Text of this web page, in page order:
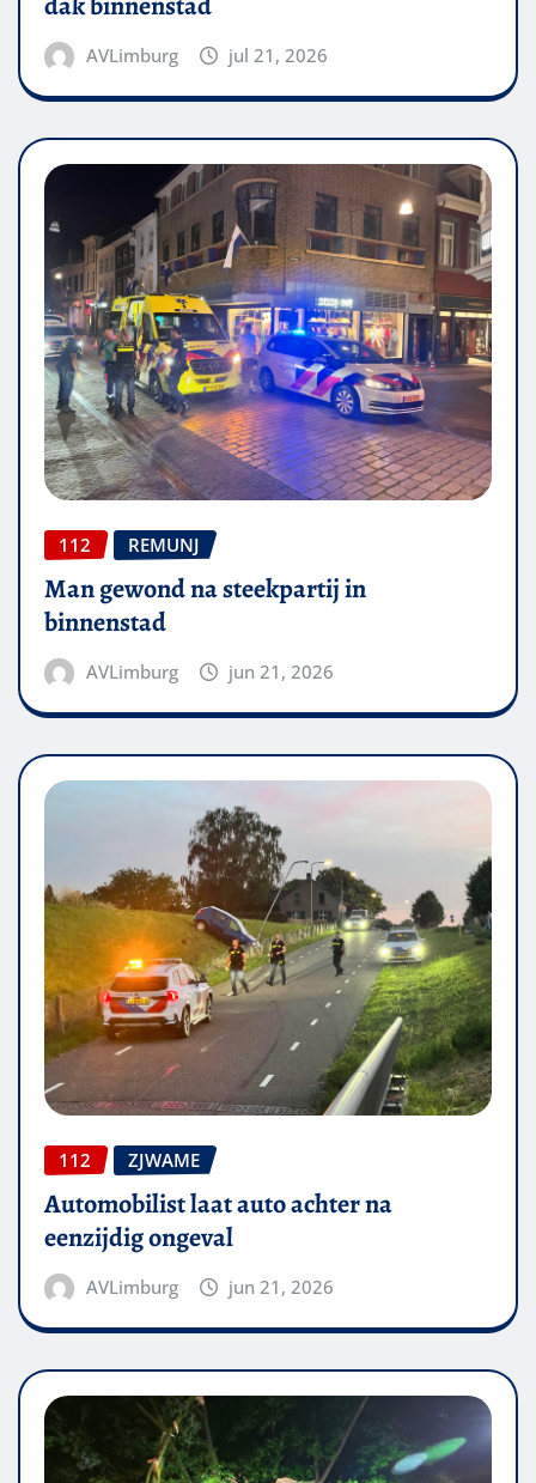
AVLimburg jul 21, 2026
112 REMUNJ
Man gewond na steekpartij in
binnenstad
AVLimburg jun 21, 2026
112 ZJWAME
Automobilist laat auto achter na
eenzijdig ongeval
AVLimburg jun 21, 2026